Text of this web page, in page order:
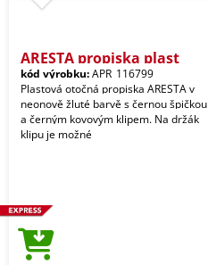
ARESTA propiska plast
kód výrobku:APR_116799
Plastová otočná propiska ARESTA v
neonově žluté barvě s černou špičkou
a černým kovovým klipem. Na držák
klipu je možné